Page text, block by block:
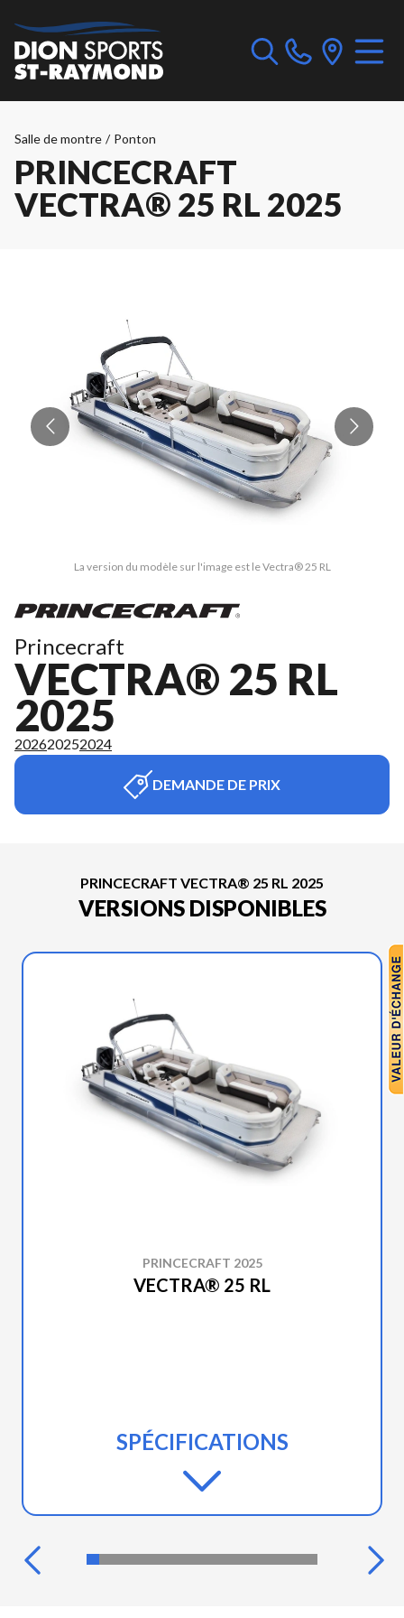
Salle de montre / Ponton
PRINCECRAFT
VECTRA® 25 RL 2025
La version du modèle sur l'image est le Vectra® 25 RL
Princecraft
VECTRA® 25 RL
2025
202620252024
DEMANDE DE PRIX
PRINCECRAFT VECTRA® 25 RL 2025
VERSIONS DISPONIBLES
PRINCECRAFT 2025
VECTRA® 25 RL
SPÉCIFICATIONS